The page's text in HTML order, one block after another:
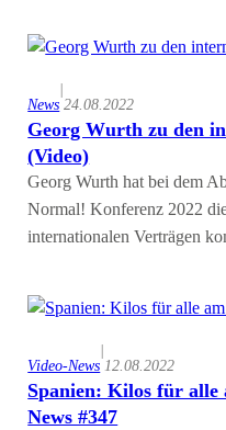
News
|
24.08.2022
Georg Wurth zu den
(Video)
Georg Wurth hat bei dem
Normal! Konferenz 2022
internationalen Verträgen
Video-News
|
12.08.2022
Spanien: Kilos für alle
News #347